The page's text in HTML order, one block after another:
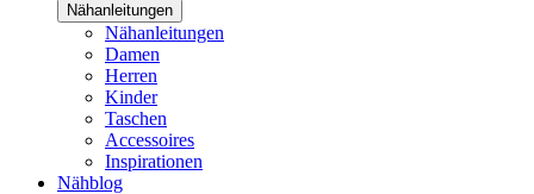
Nähanleitungen
Nähanleitungen
Damen
Herren
Kinder
Taschen
Accessoires
Inspirationen
Nähblog